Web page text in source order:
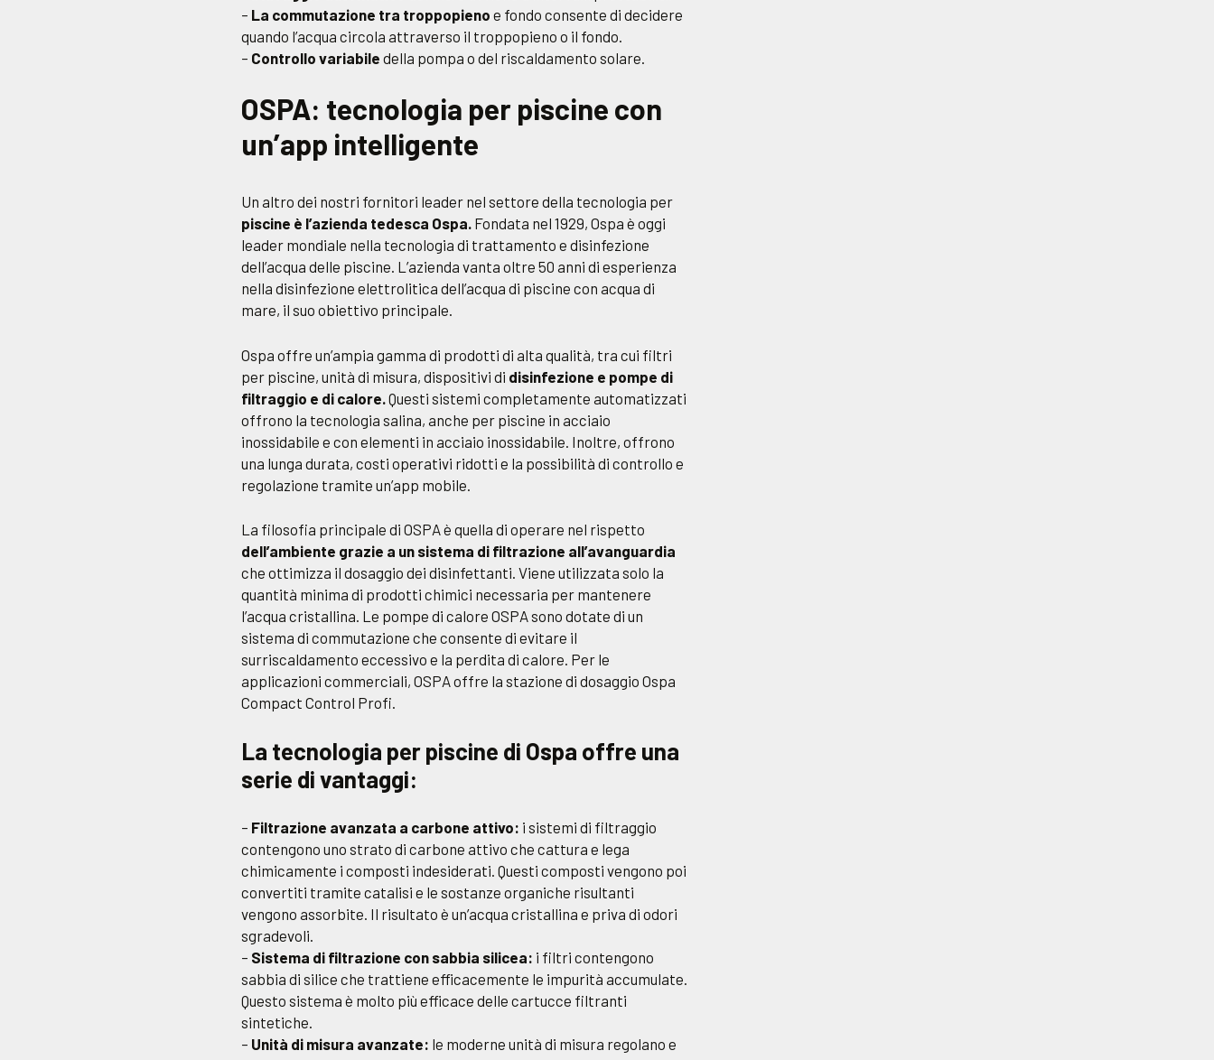
– La commutazione tra troppopieno e fondo consente di decidere
quando l’acqua circola attraverso il troppopieno o il fondo.
– Controllo variabile della pompa o del riscaldamento solare.
OSPA: tecnologia per piscine con
un’app intelligente
Un altro dei nostri fornitori leader nel settore della tecnologia per
piscine è l’azienda tedesca Ospa. Fondata nel 1929, Ospa è oggi
leader mondiale nella tecnologia di trattamento e disinfezione
dell’acqua delle piscine. L’azienda vanta oltre 50 anni di esperienza
nella disinfezione elettrolitica dell’acqua di piscine con acqua di
mare, il suo obiettivo principale.
Ospa offre un’ampia gamma di prodotti di alta qualità, tra cui filtri
per piscine, unità di misura, dispositivi di disinfezione e pompe di
filtraggio e di calore. Questi sistemi completamente automatizzati
offrono la tecnologia salina, anche per piscine in acciaio
inossidabile e con elementi in acciaio inossidabile. Inoltre, offrono
una lunga durata, costi operativi ridotti e la possibilità di controllo e
regolazione tramite un’app mobile.
La filosofia principale di OSPA è quella di operare nel rispetto
dell’ambiente grazie a un sistema di filtrazione all’avanguardia
che ottimizza il dosaggio dei disinfettanti. Viene utilizzata solo la
quantità minima di prodotti chimici necessaria per mantenere
l’acqua cristallina. Le pompe di calore OSPA sono dotate di un
sistema di commutazione che consente di evitare il
surriscaldamento eccessivo e la perdita di calore. Per le
applicazioni commerciali, OSPA offre la stazione di dosaggio Ospa
Compact Control Profi.
La tecnologia per piscine di Ospa offre una
serie di vantaggi:
– Filtrazione avanzata a carbone attivo: i sistemi di filtraggio
contengono uno strato di carbone attivo che cattura e lega
chimicamente i composti indesiderati. Questi composti vengono poi
convertiti tramite catalisi e le sostanze organiche risultanti
vengono assorbite. Il risultato è un’acqua cristallina e priva di odori
sgradevoli.
– Sistema di filtrazione con sabbia silicea: i filtri contengono
sabbia di silice che trattiene efficacemente le impurità accumulate.
Questo sistema è molto più efficace delle cartucce filtranti
sintetiche.
– Unità di misura avanzate: le moderne unità di misura regolano e